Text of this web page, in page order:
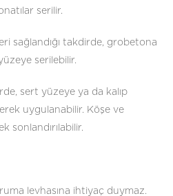
serilir.
sağlandığı takdirde, grobetona
serilebilir.
sert yüzeye ya da kalıp
uygulanabilir. Köşe ve
sonlandırılabilir.
levhasına ihtiyaç duymaz.